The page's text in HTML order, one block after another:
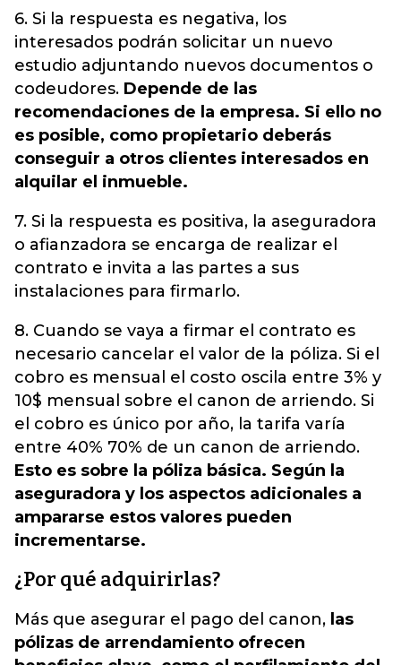
6. Si la respuesta es negativa, los
interesados podrán solicitar un nuevo
estudio adjuntando nuevos documentos o
codeudores. Depende de las
recomendaciones de la empresa. Si ello no
es posible, como propietario deberás
conseguir a otros clientes interesados en
alquilar el inmueble.
7. Si la respuesta es positiva, la aseguradora
o afianzadora se encarga de realizar el
contrato e invita a las partes a sus
instalaciones para firmarlo.
8. Cuando se vaya a firmar el contrato es
necesario cancelar el valor de la póliza. Si el
cobro es mensual el costo oscila entre 3% y
10$ mensual sobre el canon de arriendo. Si
el cobro es único por año, la tarifa varía
entre 40% 70% de un canon de arriendo.
Esto es sobre la póliza básica. Según la
aseguradora y los aspectos adicionales a
ampararse estos valores pueden
incrementarse.
¿Por qué adquirirlas?
Más que asegurar el pago del canon, las
pólizas de arrendamiento ofrecen